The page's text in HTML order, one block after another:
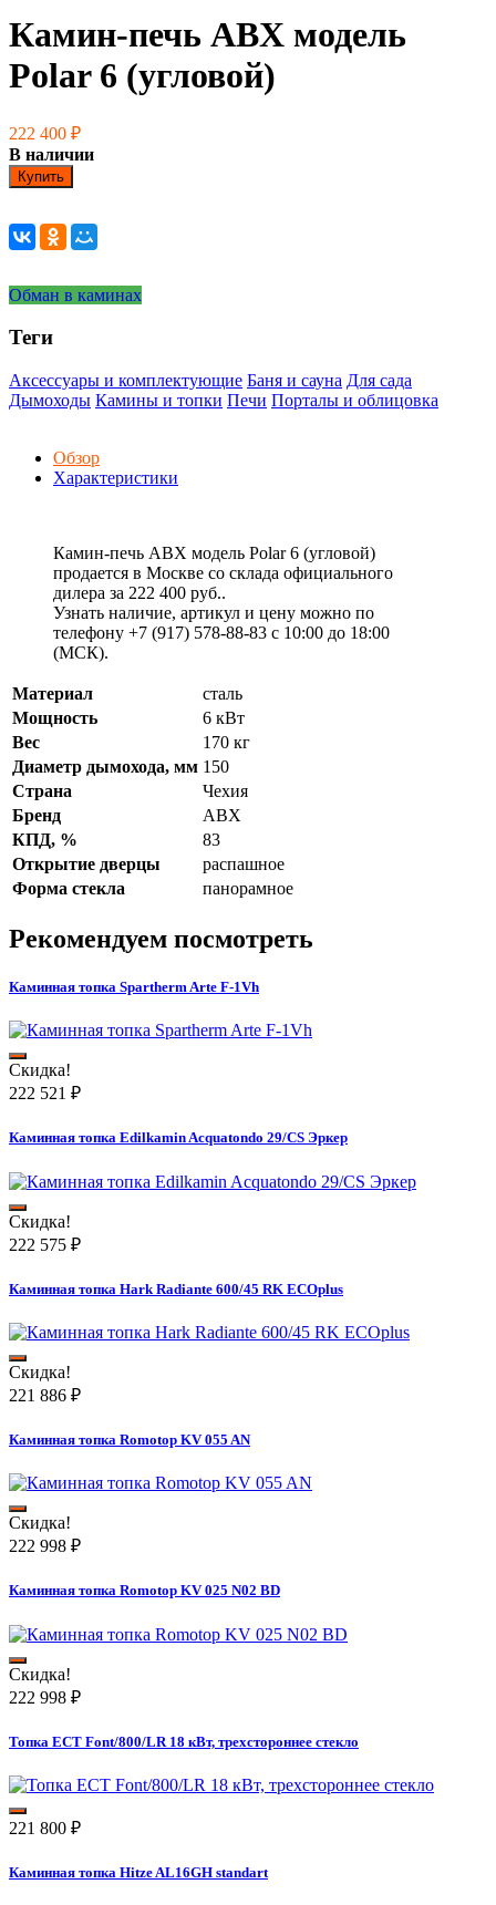
Камин-печь ABX модель
Polar 6 (угловой)
222 400 ₽
В наличии
Купить
Обман в каминах
Теги
Аксессуары и комплектующие Баня и сауна Для сада
Дымоходы Камины и топки Печи Порталы и облицовка
Обзор
Характеристики
Камин-печь ABX модель Polar 6 (угловой)
продается в Москве со склада официального
дилера за 222 400 руб..
Узнать наличие, артикул и цену можно по
телефону +7 (917) 578-88-83 с 10:00 до 18:00
(МСК).
Материал
сталь
Мощность
6 кВт
Вес
170 кг
Диаметр дымохода, мм 150
Страна
Чехия
Бренд
ABX
КПД, %
83
Открытие дверцы
распашное
Форма стекла
панорамное
Рекомендуем посмотреть
Каминная топка Spartherm Arte F-1Vh
Скидка!
222 521 ₽
Каминная топка Edilkamin Acquatondo 29/CS Эркер
Скидка!
222 575 ₽
Каминная топка Hark Radiante 600/45 RK ECOplus
Скидка!
221 886 ₽
Каминная топка Romotop KV 055 AN
Скидка!
222 998 ₽
Каминная топка Romotop KV 025 N02 BD
Скидка!
222 998 ₽
Топка ECT Font/800/LR 18 кВт, трехстороннее стекло
221 800 ₽
Каминная топка Hitze AL16GH standart